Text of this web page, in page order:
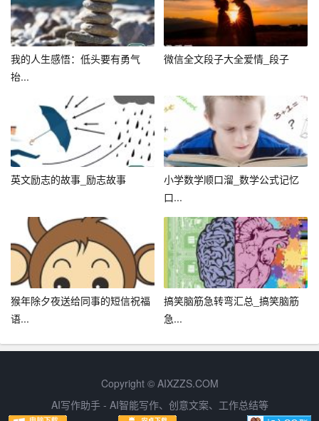
孤寡老人、留守儿童等群体送去关爱与温暖，让这份传统
节日更加充满人文关怀和社会责任感。
结语：共赏明月，同寄相思
在这个中秋佳节里，无论你是与家人团聚一堂，还是身处
异乡独自赏月，都请记得给自己和对方一点时间，用一条
短信、一通电话或是视频通话，传递你的思念与祝福。因
为在这个快速变化的世界里，能够保持那份对传统文化的
尊重与传承，对亲人的深情厚谊与对美好生活的向往追
让我们在这个月圆之夜，共同仰望那轮明亮的圆月，感受
那份跨越时空的温情与思念，让心灵得到真正的团圆与安
宁。中秋快乐！
我的人生感悟：低头要有勇气
抬...
微信全文段子大全爱情_段子
英文励志的故事_励志故事
小学数学顺口溜_数学公式记忆
口...
猴年除夕夜送给同事的短信祝福
语...
搞笑脑筋急转弯汇总_搞笑脑筋
急...
Copyright © AIXZZS.COM
AI写作助手 - AI智能写作、创意文案、工作总结等